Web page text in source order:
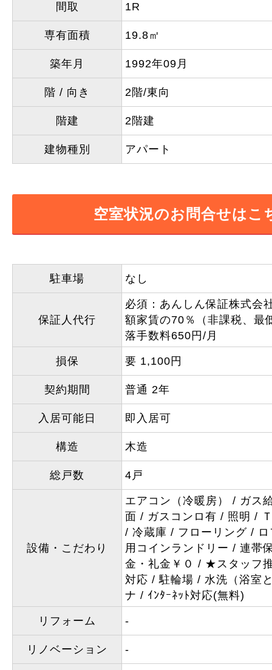
間取 1R
専有面積 19.8㎡
築年月 1992年09月
階 / 向き 2階/東向
階建 2階建
建物種別 アパート
空室状況のお問合せはこ
駐車場 なし
保証人代行
必須：あんしん保証株式
額家賃の70％（非課税、最
落手数料650円/月
損保 要 1,100円
契約期間 普通 2年
入居可能日 即入居可
構造 木造
総戸数 4戸
設備・こだわり
エアコン（冷暖房）
ガス
面
ガスコンロ有 照明
冷蔵庫
フローリング
用コインランドリー
連帯
金・礼金￥０
★スタッフ
対応
駐輪場
水洗（浴室
ナ
ｲﾝﾀｰﾈｯﾄ対応(無料)
リフォーム -
リノベーション -